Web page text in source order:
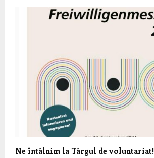
Ne întâlnim la Târgul de voluntariat!